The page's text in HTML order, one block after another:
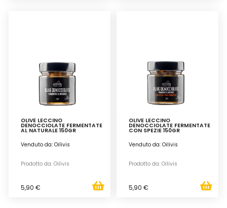
OLIVE LECCINO
DENOCCIOLATE FERMENTATE
AL NATURALE 150GR
Venduto da: Oilivis
Prodotto da: Oilivis
5,90 €
OLIVE LECCINO
DENOCCIOLATE FERMENTATE
CON SPEZIE 150GR
Venduto da: Oilivis
Prodotto da: Oilivis
5,90 €